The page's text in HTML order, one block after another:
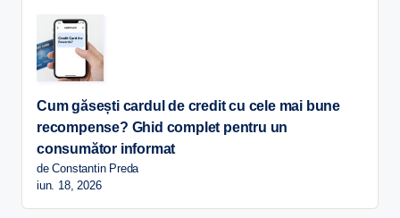
Cum găsești cardul de credit cu cele mai bune
recompense? Ghid complet pentru un
consumător informat
de Constantin Preda
iun. 18, 2026